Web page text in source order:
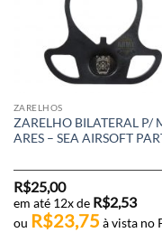
ZARELHOS
ZARELHO BILATERAL P/
ARES – SEA AIRSOFT
R$25,00
em até 12x de R$2,53
ou R$23,75 à vista no